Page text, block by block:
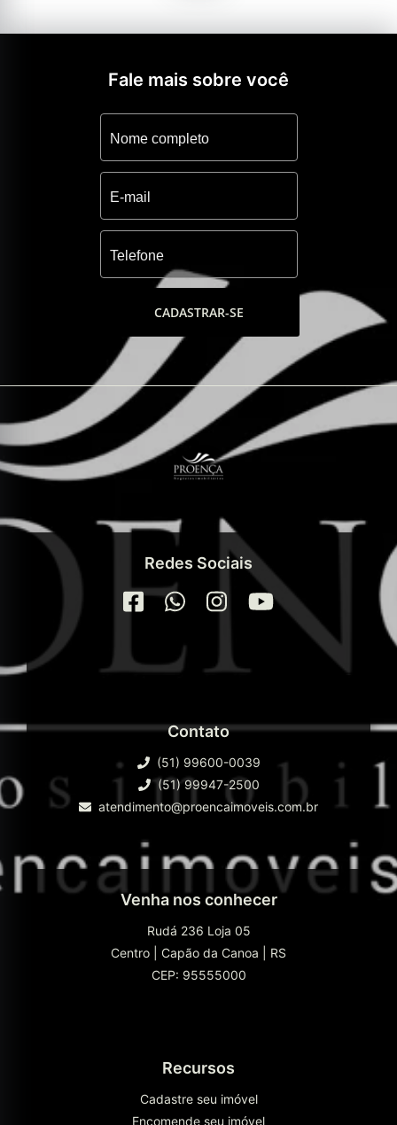
Fale mais sobre você
CADASTRAR-SE
Redes Sociais
Contato
(51) 99600-0039
(51) 99947-2500
atendimento@proencaimoveis.com.br
Venha nos conhecer
Rudá 236 Loja 05
Centro
Capão da Canoa
RS
CEP: 95555000
Recursos
Cadastre seu imóvel
Encomende seu imóvel